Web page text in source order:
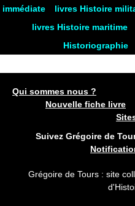
immédiate
livres Histoire
livres Histoire maritime
Historiographie
Qui sommes nous ?
Nouvelle fiche livre
Suivez Grégoire de
Grégoire de Tours : site